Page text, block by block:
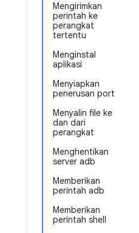
Mengirimkan
perintah ke
perangkat
tertentu
Menginstal
aplikasi
Menyiapkan
penerusan port
Menyalin file ke
dan dari
perangkat
Menghentikan
server adb
Memberikan
perintah adb
Memberikan
perintah shell